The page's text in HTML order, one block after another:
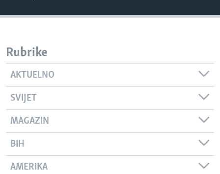
Rubrike
AKTUELNO
SVIJET
MAGAZIN
BIH
AMERIKA